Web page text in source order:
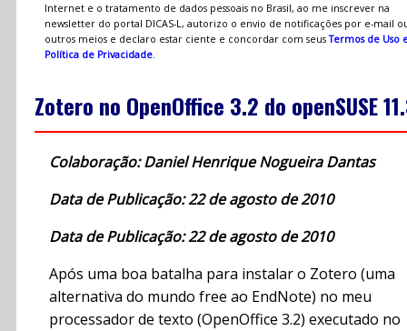
Internet e o tratamento de dados pessoais no Brasil, ao me inscrever na
newsletter do portal DICAS-L, autorizo o envio de notificações por e-mail
outros meios e declaro estar ciente e concordar com seusTermos de Uso
Política de Privacidade.
Zotero no OpenOffice 3.2 do openSUSE
Colaboração: Daniel Henrique Nogueira Dantas
Data de Publicação: 22 de agosto de 2010
Data de Publicação: 22 de agosto de 2010
Após uma boa batalha para instalar o Zotero (uma
alternativa do mundo free ao EndNote) no meu
processador de texto (OpenOffice 3.2) executado no